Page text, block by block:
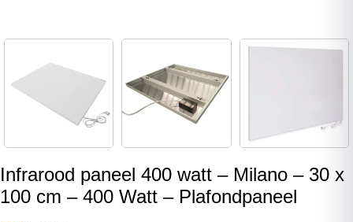
Infrarood paneel 400 watt – Milano – 30 x
100 cm – 400 Watt – Plafondpaneel